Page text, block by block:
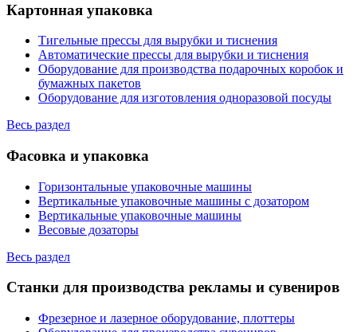
Картонная упаковка
Тигельные прессы для вырубки и тиснения
Автоматические прессы для вырубки и тиснения
Оборудование для производства подарочных коробок и
бумажных пакетов
Оборудование для изготовления одноразовой посуды
Весь раздел
Фасовка и упаковка
Горизонтальные упаковочные машины
Вертикальные упаковочные машины с дозатором
Вертикальные упаковочные машины
Весовые дозаторы
Весь раздел
Станки для производства рекламы и сувениров
Фрезерное и лазерное оборудование, плоттеры